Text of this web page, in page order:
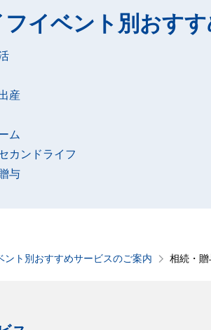
フイベント別おす
産
ム
カンドライフ
与
ント別おすすめサービスのご案内 相続・贈